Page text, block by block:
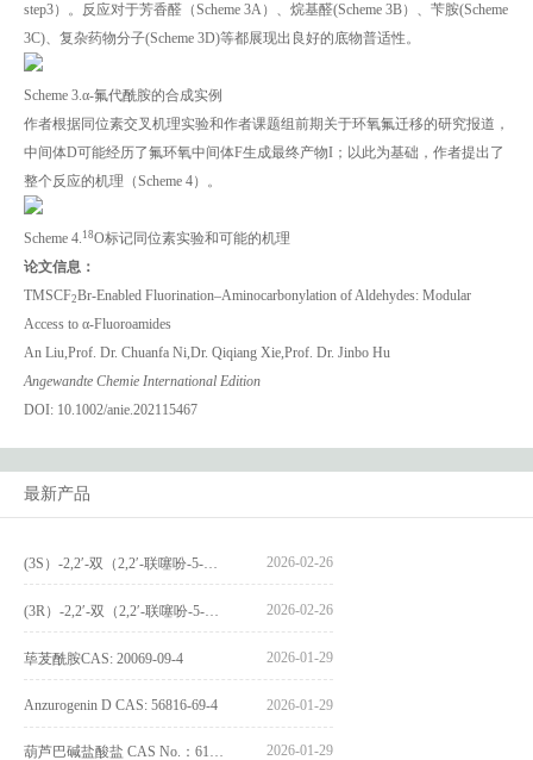
step3）。反应对于芳香醛（Scheme 3A）、烷基醛(Scheme 3B）、苄胺(Scheme
3C)、复杂药物分子(Scheme 3D)等都展现出良好的底物普适性。
Scheme 3.α-氟代酰胺的合成实例
作者根据同位素交叉机理实验和作者课题组前期关于环氧氟迁移的研究报道，
中间体D可能经历了氟环氧中间体F生成最终产物I；以此为基础，作者提出了
整个反应的机理（Scheme 4）。
Scheme 4. 18O标记同位素实验和可能的机理
论文信息：
TMSCF2Br-Enabled Fluorination–Aminocarbonylation of Aldehydes: Modular
Access to α-Fluoroamides
An Liu,Prof. Dr. Chuanfa Ni,Dr. Qiqiang Xie,Prof. Dr. Jinbo Hu
Angewandte Chemie International Edition
DOI: 10.1002/anie.202115467
最新产品
2026-02-26
2026-02-26
荜茇酰胺CAS: 20069-09-4 2026-01-29
Anzurogenin D CAS: 56816-69-4 2026-01-29
2026-01-29